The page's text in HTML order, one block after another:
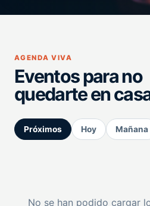
AGENDA VIVA
Eventos para no
quedarte en
Próximos Hoy Mañana
No se han podido cargar